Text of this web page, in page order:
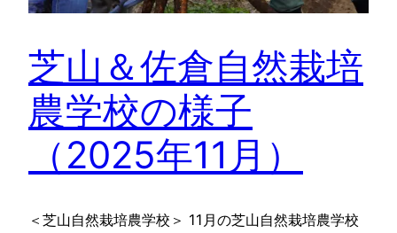
芝山＆佐倉自然栽培
農学校の様子
（2025年11月）
＜芝山自然栽培農学校＞ 11月の芝山自然栽培農学校